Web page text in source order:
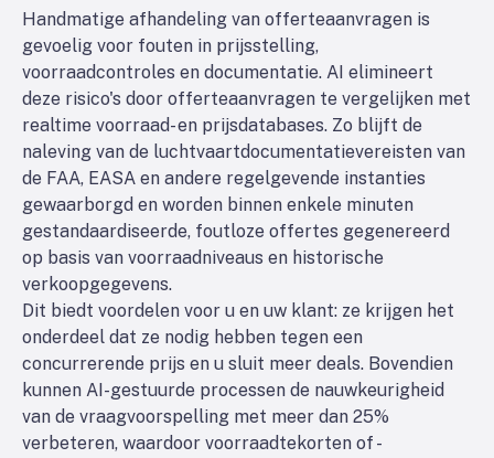
Handmatige afhandeling van offerteaanvragen is
gevoelig voor fouten in prijsstelling,
voorraadcontroles en documentatie. AI elimineert
deze risico's door offerteaanvragen te vergelijken met
realtime voorraad- en prijsdatabases. Zo blijft de
naleving van de luchtvaartdocumentatievereisten van
de FAA, EASA en andere regelgevende instanties
gewaarborgd en worden binnen enkele minuten
gestandaardiseerde, foutloze offertes gegenereerd
op basis van voorraadniveaus en historische
verkoopgegevens.
Dit biedt voordelen voor u en uw klant: ze krijgen het
onderdeel dat ze nodig hebben tegen een
concurrerende prijs en u sluit meer deals. Bovendien
kunnen AI-gestuurde processen de nauwkeurigheid
van de vraagvoorspelling met meer dan 25%
verbeteren, waardoor voorraadtekorten of -